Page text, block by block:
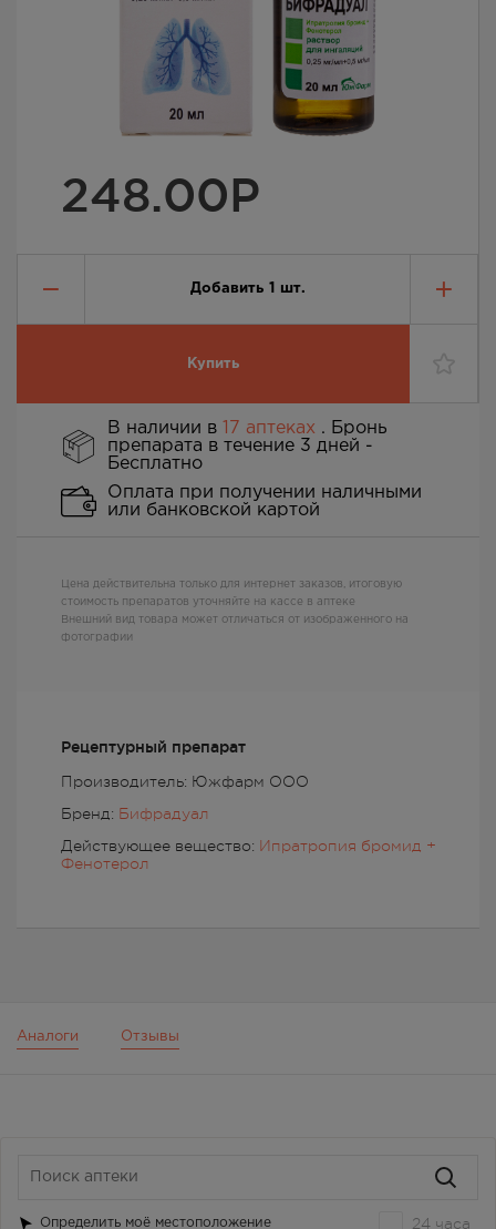
248.00Р
Добавить 1 шт.
Купить
Рецептурный препарат
Производитель: Южфарм ООО
Бренд: Бифрадуал
Действующее вещество: Ипратропия бромид +
Фенотерол
В наличии в 17 аптеках . Бронь
препарата в течение 3 дней -
Бесплатно
Оплата при получении наличными
или банковской картой
Цена действительна только для интернет заказов, итоговую
стоимость препаратов уточняйте на кассе в аптеке
Внешний вид товара может отличаться от изображенного на
фотографии
Аналоги Отзывы
Определить моё местоположение 24 часа